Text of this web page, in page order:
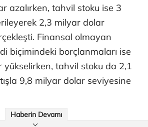
azalırken, tahvil stoku ise 3
2,3 milyar dolar
Finansal olmayan
biçimindeki borçlanmaları ise
yükselirken, tahvil stoku da 2,1
9,8 milyar dolar seviyesine
Haberin Devamı